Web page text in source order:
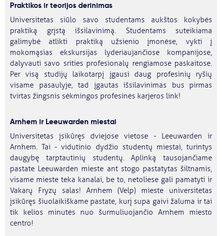
Praktikos ir teorijos derinimas
Universitetas siūlo savo studentams aukštos kokybės
praktiką grįstą išsilavinimą. Studentams suteikiama
galimybė atlikti praktiką užsienio įmonėse, vykti į
mokomąsias ekskursijas lyderiaujančiose kompanijose,
dalyvauti savo srities profesionalų rengiamose paskaitose.
Per visą studijų laikotarpį įgausi daug profesinių ryšių
visame pasaulyje, tad įgautas išsilavinimas bus pirmas
tvirtas žingsnis sėkmingos profesinės karjeros link!
Arnhem ir Leeuwarden miestai
Universitetas įsikūręs dviejose vietose - Leeuwarden ir
Arnhem. Tai - vidutinio dydžio studentų miestai, turintys
daugybę tarptautinių studentų. Aplinką tausojančiame
pastate Leeuwarden mieste ant stogo pastatytas šiltnamis,
visame mieste teka kanalai, be to, netoliese gali pamatyti ir
Vakarų Fryzų salas! Arnhem (Velp) mieste universitetas
įsikūręs šiuolaikiškame pastate, kurį supa gaivi žaluma ir tai
tik kelios minutės nuo šurmuliuojančio Arnhem miesto
centro!